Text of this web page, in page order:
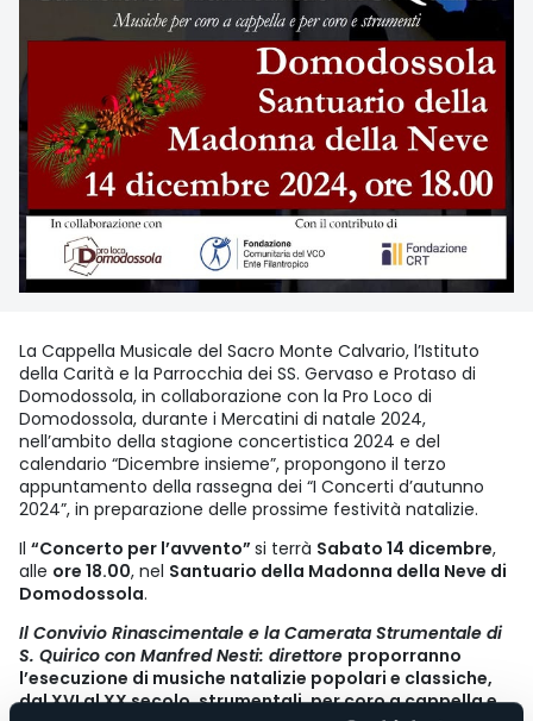
La Cappella Musicale del Sacro Monte Calvario, l’Istituto
della Carità e la Parrocchia dei SS. Gervaso e Protaso di
Domodossola, in collaborazione con la Pro Loco di
Domodossola, durante i Mercatini di natale 2024,
nell’ambito della stagione concertistica 2024 e del
calendario “Dicembre insieme”, propongono il terzo
appuntamento della rassegna dei “I Concerti d’autunno
2024”, in preparazione delle prossime festività natalizie.
Il “Concerto per l’avvento” si terrà Sabato 14 dicembre,
alle ore 18.00, nel Santuario della Madonna della Neve di
Domodossola.
Il Convivio Rinascimentale e la Camerata Strumentale di
S. Quirico con Manfred Nesti: direttore proporranno
l’esecuzione di musiche natalizie popolari e classiche,
dal XVI al XX secolo, strumentali, per coro a cappella e